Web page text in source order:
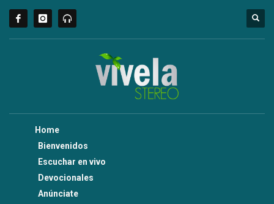
Home
Bienvenidos
Escuchar en vivo
Devocionales
Anúnciate